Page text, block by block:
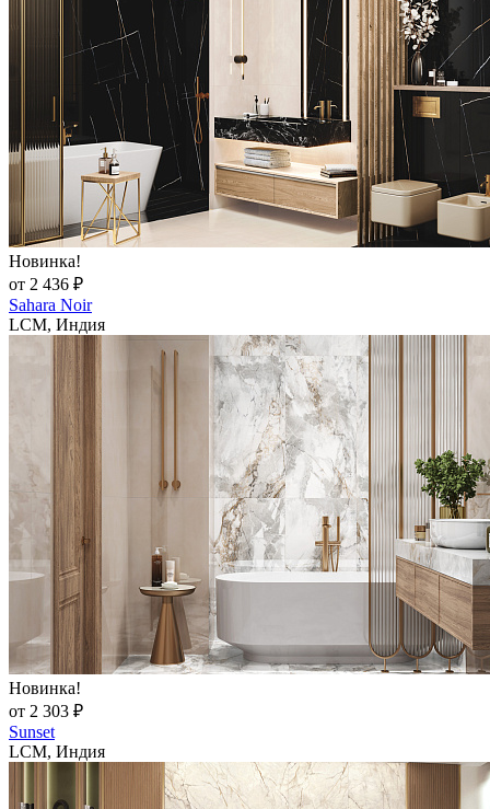
Новинка!
от 2 436 ₽
Sahara Noir
LCM, Индия
Новинка!
от 2 303 ₽
Sunset
LCM, Индия